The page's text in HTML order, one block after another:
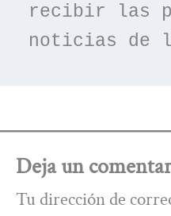
recibir las
noticias de
Deja un
Tu dirección de